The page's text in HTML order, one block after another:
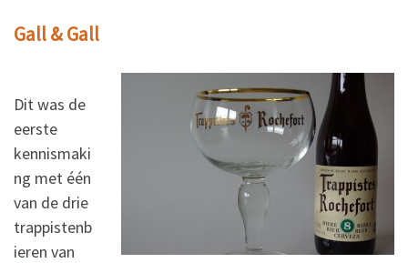
Gall & Gall
Dit was de
eerste
kennismaki
ng met één
van de drie
trappistenb
ieren van